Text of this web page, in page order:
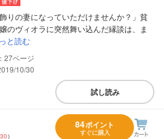
飾りの妻になっていただけませんか？」貧
のヴィオラに突然舞い込んだ縁談は、ま
と読む
27
10/30
試し読み
）
84ポイント
すぐに購入